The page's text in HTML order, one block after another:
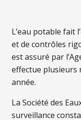
L’eau potable fait
et de contrôles
est assuré par
effectue plusieurs
année.
La Société des
surveillance